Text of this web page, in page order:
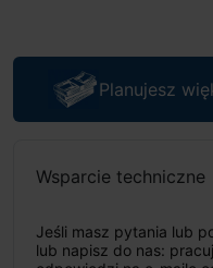
Planujesz
Wsparcie techniczne
Jeśli masz pytania lub
lub napisz do nas: